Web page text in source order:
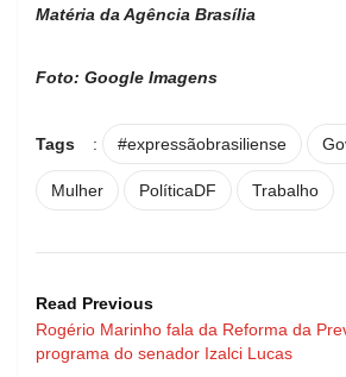
Matéria da Agência Brasília
Foto: Google Imagens
Tags : #expressãobrasiliense
Mulher PolíticaDF Trabalho
Read Previous
Rogério Marinho fala da Reforma da
programa do senador Izalci Lucas